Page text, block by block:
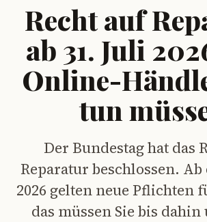
Recht auf
ab 31. Juli
Online-
tun
Der Bundestag hat das
Reparatur beschlossen. Ab
2026 gelten neue Pflichten
das müssen Sie bis dahin